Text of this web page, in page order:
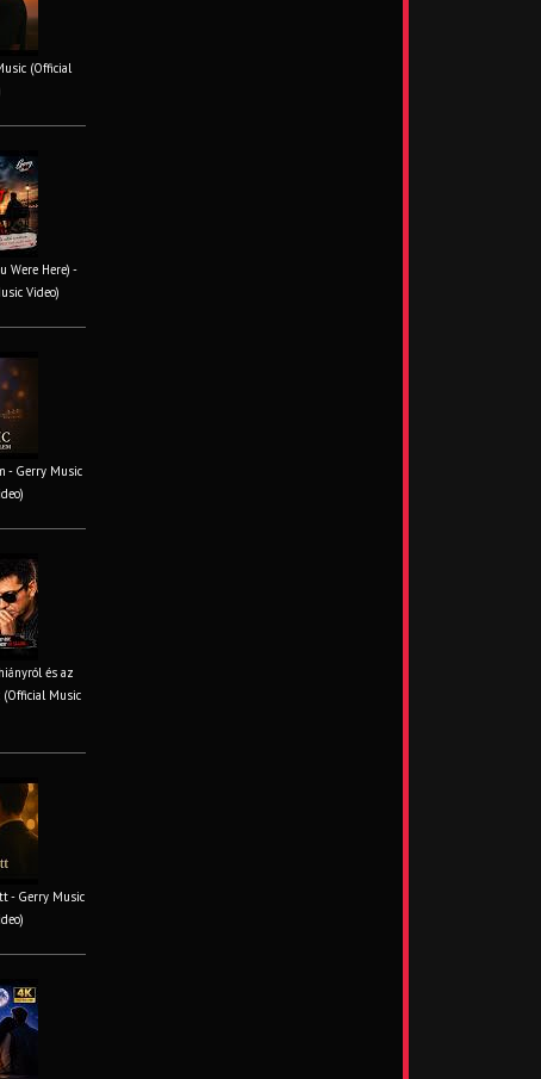
(Official
Were Here) -
Video)
- Gerry Music
és az
Music
- Gerry Music